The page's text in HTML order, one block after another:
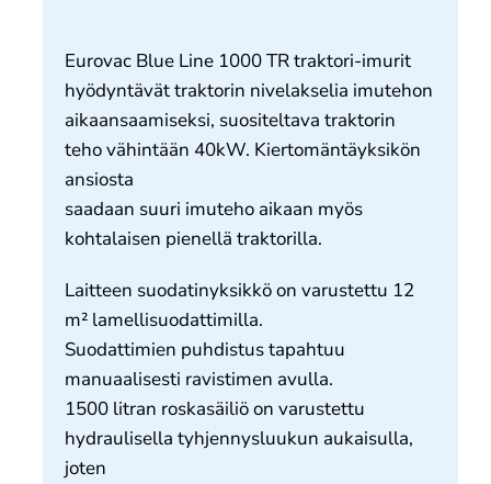
Yhteystiedot
Eurovac Blue Line 1000 TR traktori-imurit
hyödyntävät traktorin nivelakselia imutehon
aikaansaamiseksi, suositeltava traktorin
teho vähintään 40kW. Kiertomäntäyksikön
ansiosta
saadaan suuri imuteho aikaan myös
kohtalaisen pienellä traktorilla.
Laitteen suodatinyksikkö on varustettu 12
m² lamellisuodattimilla.
Suodattimien puhdistus tapahtuu
manuaalisesti ravistimen avulla.
1500 litran roskasäiliö on varustettu
hydraulisella tyhjennysluukun aukaisulla,
joten